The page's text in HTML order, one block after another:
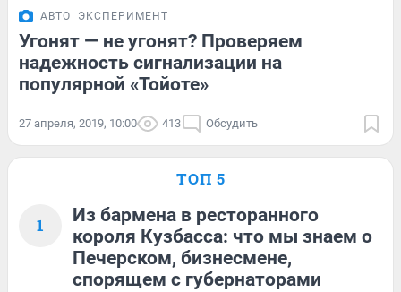
АВТО ЭКСПЕРИМЕНТ
Угонят — не угонят? Проверяем
надежность сигнализации на
популярной «Тойоте»
27 апреля, 2019, 10:00 413 Обсудить
ТОП 5
1
Из бармена в ресторанного
короля Кузбасса: что мы знаем о
Печерском, бизнесмене,
спорящем с губернаторами